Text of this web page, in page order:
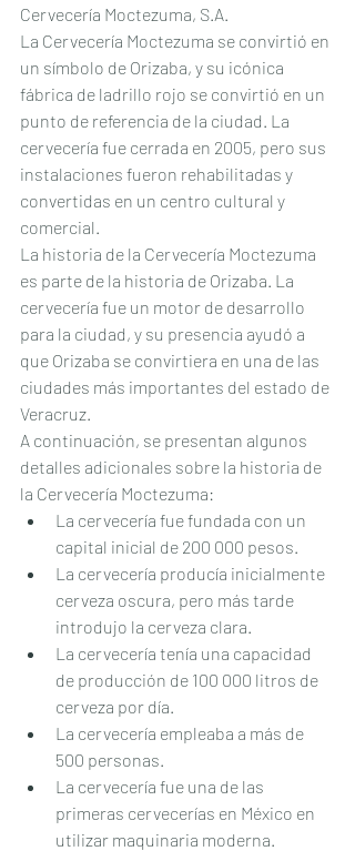
Cervecería Moctezuma, S.A.
La Cervecería Moctezuma se convirtió en
un símbolo de Orizaba, y su icónica
fábrica de ladrillo rojo se convirtió en un
punto de referencia de la ciudad. La
cervecería fue cerrada en 2005, pero sus
instalaciones fueron rehabilitadas y
convertidas en un centro cultural y
comercial.
La historia de la Cervecería Moctezuma
es parte de la historia de Orizaba. La
cervecería fue un motor de desarrollo
para la ciudad, y su presencia ayudó a
que Orizaba se convirtiera en una de las
ciudades más importantes del estado de
Veracruz.
A continuación, se presentan algunos
detalles adicionales sobre la historia de
la Cervecería Moctezuma:
La cervecería fue fundada con un
capital inicial de 200 000 pesos.
La cervecería producía inicialmente
cerveza oscura, pero más tarde
introdujo la cerveza clara.
La cervecería tenía una capacidad
de producción de 100 000 litros de
cerveza por día.
La cervecería empleaba a más de
500 personas.
La cervecería fue una de las
primeras cervecerías en México en
utilizar maquinaria moderna.